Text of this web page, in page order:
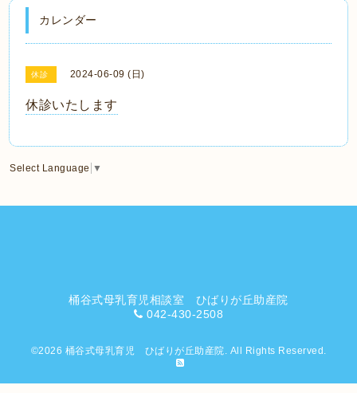
カレンダー
休診 2024-06-09 (日)
休診いたします
Select Language ▼
桶谷式母乳育児相談室 ひばりが丘助産院
042-430-2508
©2026 桶谷式母乳育児 ひばりが丘助産院. All Rights Reserved.